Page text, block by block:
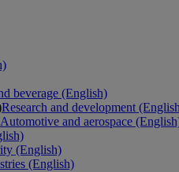
beverage (English)
Research and development
Automotive and aerospace
(English)
(English)